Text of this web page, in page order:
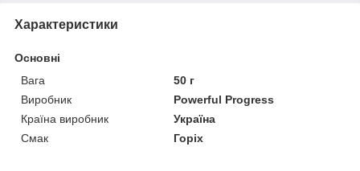
Характеристики
Основні
Вага
50 г
Виробник
Powerful Progress
Країна виробник
Україна
Смак
Горіх